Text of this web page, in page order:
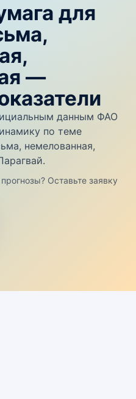
для
—
данным ФАО
по теме
немелованная,
Оставьте заявку